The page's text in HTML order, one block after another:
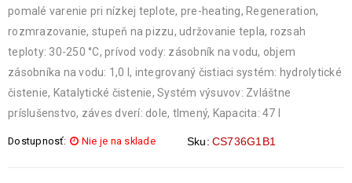
pomalé varenie pri nízkej teplote, pre-heating, Regeneration,
rozmrazovanie, stupeň na pizzu, udržovanie tepla, rozsah
teploty: 30-250 °C, prívod vody: zásobník na vodu, objem
zásobníka na vodu: 1,0 l, integrovaný čistiaci systém: hydrolytické
čistenie, Katalytické čistenie, Systém výsuvov: Zvláštne
príslušenstvo, záves dverí: dole, tlmený, Kapacita: 47 l
Dostupnosť: Nie je na sklade Sku: CS736G1B1